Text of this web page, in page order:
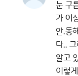
눈 구
가 이
안.동
다..
알고
이렇